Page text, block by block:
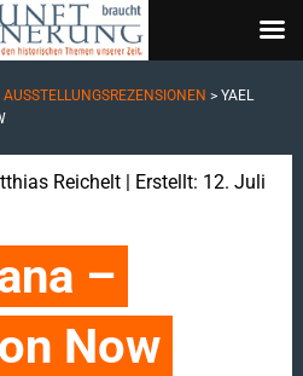
AUSSTELLUNGSREZENSIONEN > YAEL
Reichelt| Erstellt: 12. Juli
–
Now